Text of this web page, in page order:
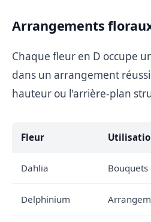
Arrangements
Chaque fleur en D occupe
dans un arrangement réussi
hauteur ou l'arrière-plan
Fleur
Dahlia Bouquets
Delphinium